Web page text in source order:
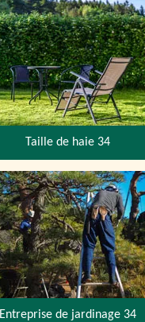
Taille de haie 34
Entreprise de jardinage 34